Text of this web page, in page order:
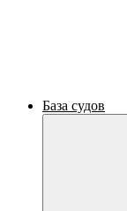
База судов